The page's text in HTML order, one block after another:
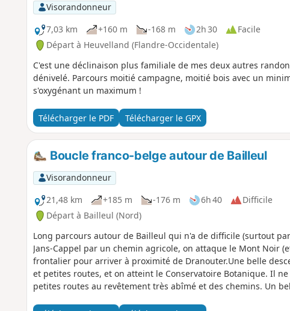
Visorandonneur
7,03 km
+160 m -168 m 2h 30
Facile
Départ à Heuvelland (Flandre-Occidentale)
C'est une déclinaison plus familiale de mes deux autres
dénivelé. Parcours moitié campagne, moitié bois avec un
s'oxygénant un maximum !
Télécharger le PDF Télécharger le GPX
Boucle franco-belge autour de Bailleul
Visorandonneur
21,48 km
+185 m -176 m 6h 40
Difficile
Départ à Bailleul (Nord)
Long parcours autour de Bailleul qui n'a de difficile (surtout
Jans-Cappel par un chemin agricole, on attaque le Mont Noir
frontalier pour arriver à proximité de Dranouter.Une belle
et petites routes, et on atteint le Conservatoire Botanique. Il
petites routes au revêtement très abîmé et des chemins. Un